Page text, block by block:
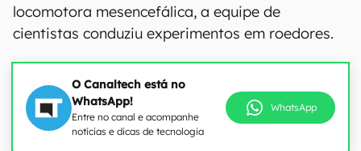
locomotora mesencefálica, a equipe de
cientistas conduziu experimentos em roedores.
O Canaltech está no
WhatsApp!
Entre no canal e acompanhe
notícias e dicas de tecnologia
WhatsApp